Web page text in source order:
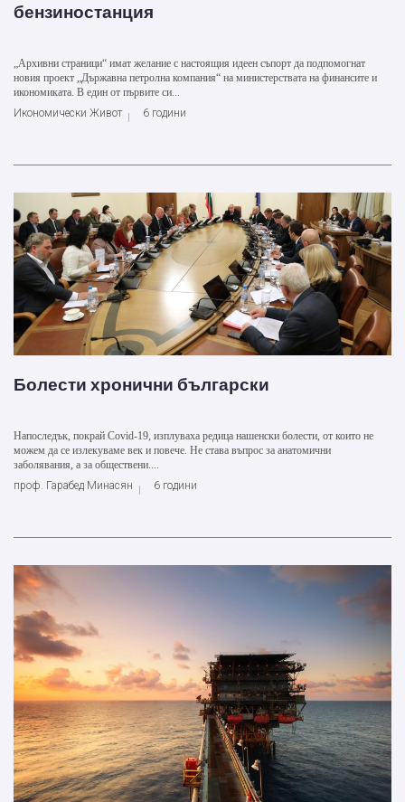
бензиностанция
„Архивни страници“ имат желание с настоящия идеен съпорт да подпомогнат
новия проект „Държавна петролна компания“ на министерствата на финансите и
икономиката. В един от първите си...
Икономически Живот
6 години
Болести хронични български
Напоследък, покрай Covid-19, изплуваха редица нашенски болести, от които не
можем да се излекуваме век и повече. Не става въпрос за анатомични
заболявания, а за обществени....
проф. Гарабед Минасян
6 години